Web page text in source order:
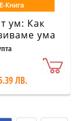
Е-Книга
ум: Как
ума
ЛВ.